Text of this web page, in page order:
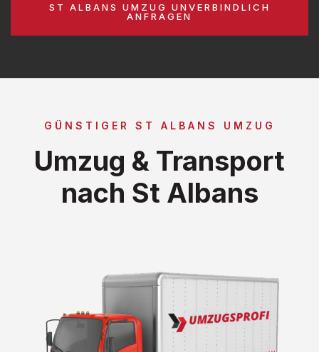
ST ALBANS UMZUG UNVERBINDLICH
ANFRAGEN
GÜNSTIGER ST ALBANS UMZUG
Umzug & Transport
nach St Albans